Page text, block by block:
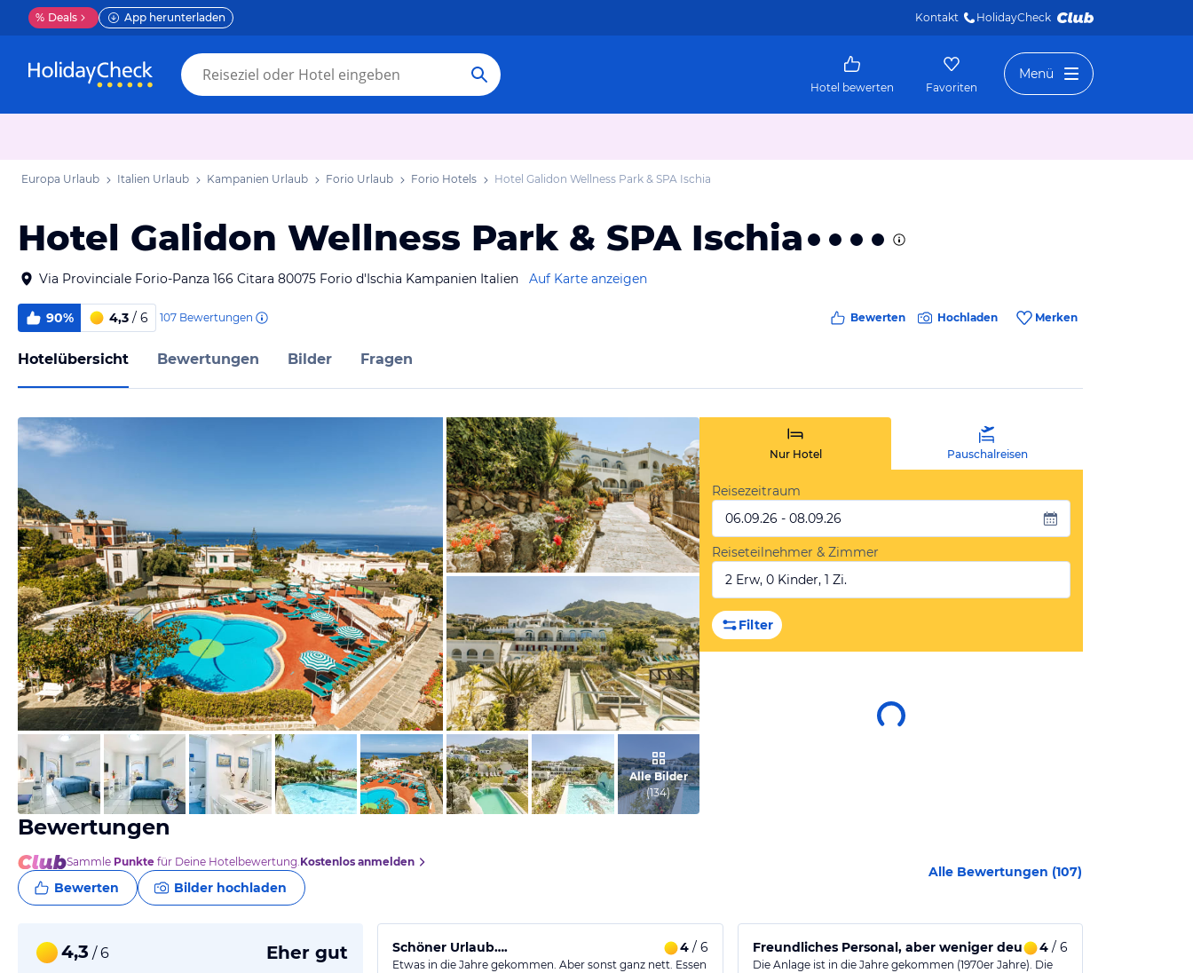
% Deals App herunterladen Kontakt HolidayCheck
Hotel bewerten Favoriten
Menü
Europa Urlaub Italien Urlaub Kampanien Urlaub Forio Urlaub Forio Hotels Hotel Galidon Wellness Park & SPA Ischia
Hotel Galidon Wellness Park & SPA Ischia
Via Provinciale Forio-Panza 166 Citara 80075 Forio d'Ischia Kampanien Italien Auf Karte anzeigen
90% 4,3 / 6 107 Bewertungen Bewerten Hochladen Merken
Hotelübersicht Bewertungen Bilder Fragen
vom Hotelier, Februar 2022
vom Hotelier, Februar 2022
vom Hotelier, Februar 2022
Alle Bilder
(134)
Nur Hotel Pauschalreisen
Reisezeitraum
06.09.26 - 08.09.26
Reiseteilnehmer & Zimmer
2 Erw, 0 Kinder, 1 Zi.
Filter
Bewertungen
Sammle Punkte für Deine Hotelbewertung.Kostenlos anmelden
Bewerten Bilder hochladen
Alle Bewertungen (107)
4,3 / 6 Eher gut Schöner Urlaub…. 4/ 6
Etwas in die Jahre gekommen. Aber sonst ganz nett. Essen
Freundliches Personal, aber weniger deutsche Kommunikation.
4/ 6
Die Anlage ist in die Jahre gekommen (1970er Jahre). Die